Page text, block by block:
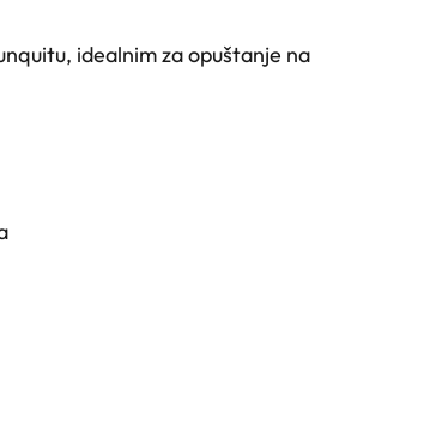
idealnim za opuštanje na